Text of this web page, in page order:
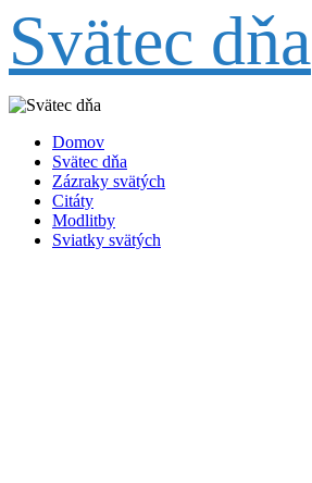
Svätec dňa
Domov
Svätec dňa
Zázraky svätých
Citáty
Modlitby
Sviatky svätých